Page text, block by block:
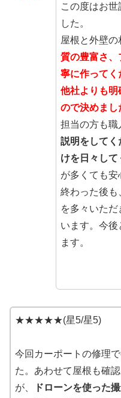
この度はお世
した。
屋根と外壁の
質の豊富さ、
寧に作ってく
他社よりも明
ので決めまし
担当の方も職
説明をしてく
けを日々して
が多くても安
終わった後も
を多々いた
います。今後
ます。
★★★★★(星5/星5)
今回カーポートの修理
た。あわせて屋根も確
が、
ドローンを使った